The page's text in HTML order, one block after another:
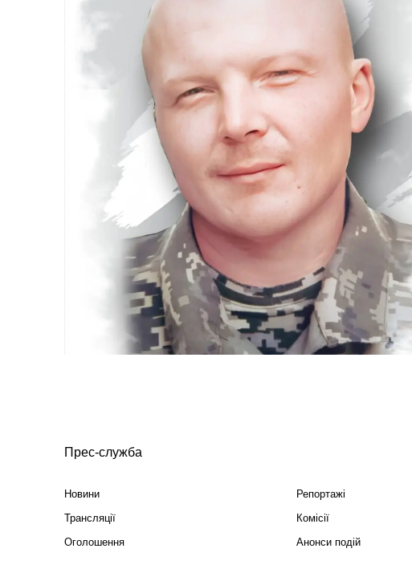
Прес-служба
Новини
Репортажі
Трансляції
Комісії
Оголошення
Анонси подій